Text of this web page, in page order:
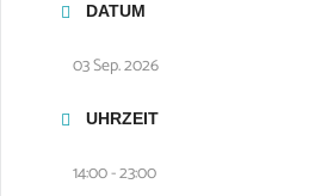
DATUM
03 Sep. 2026
UHRZEIT
14:00 - 23:00